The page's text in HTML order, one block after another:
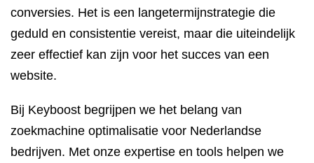
conversies. Het is een langetermijnstrategie die
geduld en consistentie vereist, maar die uiteindelijk
zeer effectief kan zijn voor het succes van een
website.
Bij Keyboost begrijpen we het belang van
zoekmachine optimalisatie voor Nederlandse
bedrijven. Met onze expertise en tools helpen we